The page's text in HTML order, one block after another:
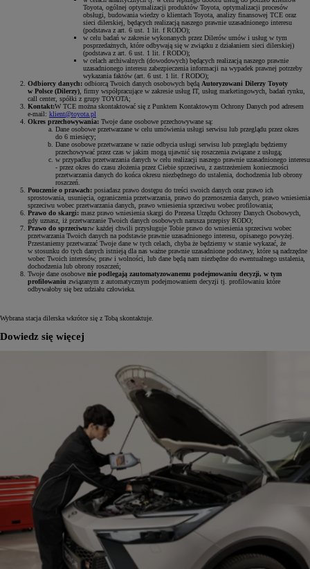
Toyota, ogólnej optymalizacji produktów Toyota, optymalizacji procesów
obsługi, budowania wiedzy o klientach Toyota, analizy finansowej TCE oraz
sieci dilerskiej, będących realizacją naszego prawnie uzasadnionego interesu
(podstawa z art. 6 ust. 1 lit. f RODO);
w celu badań w zakresie wykonanych przez Dilerów umów i usług w tym
posprzedażnych, które odbywają się w związku z działaniem sieci dilerskiej)
(podstawa z art. 6 ust. 1 lit. f RODO);
w celach archiwalnych (dowodowych) będących realizacją naszego prawnie
uzasadnionego interesu zabezpieczenia informacji na wypadek prawnej potrzeby
wykazania faktów (art. 6 ust. 1 lit. f RODO);
Odbiorcy danych: odbiorcą Twoich danych osobowych będą Autoryzowani Dilerzy Toyoty
w Polsce (Dilerzy) , firmy współpracujące w zakresie usług IT, usług marketingowych, badań rynku,
call center, spółki z grupy TOYOTA;
Kontakt:W TCE można skontaktować się z Punktem Kontaktowym Ochrony Danych pod adresem
e-mail: klient@toyota.pl
Okres przechowywania: Twoje dane osobowe przechowywane są:
Dane osobowe przetwarzane w celu umówienia usługi serwisu lub przeglądu przez okres
do 6 miesięcy;
Dane osobowe przetwarzane w razie odbycia usługi serwisu lub przeglądu będziemy
przechowywać przez czas w jakim mogą ujawnić się roszczenia związane z usługą;
w przypadku przetwarzania danych w celu realizacji naszego prawnie uzasadnionego interesu
- przez okres do czasu złożenia przez Ciebie sprzeciwu, z zastrzeżeniem konieczności
przetwarzania danych do końca okresu niezbędnego do ustalenia, dochodzenia lub obrony
roszczeń.
Pouczenie o prawach: posiadasz prawo dostępu do treści swoich danych oraz prawo ich
sprostowania, usunięcia, ograniczenia przetwarzania, prawo do przenoszenia danych, prawo wniesienia
sprzeciwu wobec przetwarzania danych, prawo wniesienia sprzeciwu wobec profilowania;
Prawo do skargi: masz prawo wniesienia skargi do Prezesa Urzędu Ochrony Danych Osobowych,
gdy uznasz, iż przetwarzanie Twoich danych osobowych narusza przepisy RODO;
Prawo do sprzeciwu:w każdej chwili przysługuje Tobie prawo do wniesienia sprzeciwu wobec
przetwarzania Twoich danych na podstawie prawnie uzasadnionego interesu, opisanego powyżej.
Przestaniemy przetwarzać Twoje dane w tych celach, chyba że będziemy w stanie wykazać, że
w stosunku do tych danych istnieją dla nas ważne prawnie uzasadnione podstawy, które są nadrzędne
wobec Twoich interesów, praw i wolności, lub dane będą nam niezbędne do ewentualnego ustalenia,
dochodzenia lub obrony roszczeń;
Twoje dane osobowe nie podlegają zautomatyzowanemu podejmowaniu decyzji, w tym
profilowaniu związanym z automatycznym podejmowaniem decyzji tj. profilowaniu które
odbywałoby się bez udziału człowieka.
Wybrana stacja dilerska wkrótce się z Tobą skontaktuje.
Dowiedz się więcej